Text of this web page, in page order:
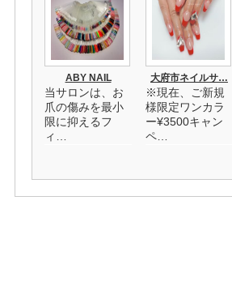
ABY NAIL
当サロンは、お
爪の傷みを最小
限に抑えるフ
ィ…
大府市ネイルサ…
※現在、ご新規
様限定ワンカラ
ー¥3500キャン
ペ…